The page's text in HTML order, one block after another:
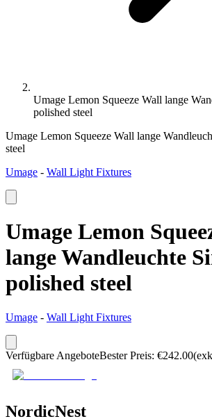
Umage Lemon Squeeze Wall lange
polished steel
Umage Lemon Squeeze Wall lange
steel
Umage - Wall Light Fixtures
Umage Lemon
lange Wandleuchte
polished steel
Umage - Wall Light Fixtures
Verfügbare AngeboteBester Preis: €242.00
NordicNest